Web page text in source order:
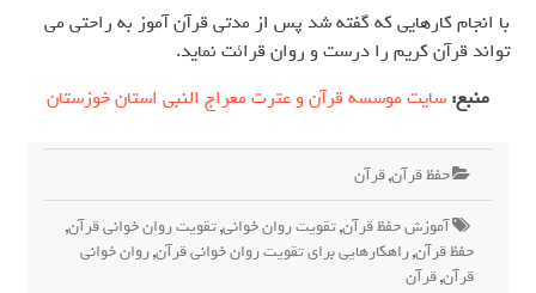
با انجام کارهایی که گفته شد پس از مدتی قرآن آموز به راحتی می
تواند قرآن کریم را درست و روان قرائت نماید.
منبع: سایت موسسه قرآن و عترت معراج النبی استان خوزستان
حفظ قرآن,قرآن
آموزش حفظ قرآن,تقویت روان خوانی,تقویت روان خوانی قرآن,
حفظ قرآن,راهکارهایی برای تقویت روان خوانی قرآن,روان خوانی
قرآن,قرآن